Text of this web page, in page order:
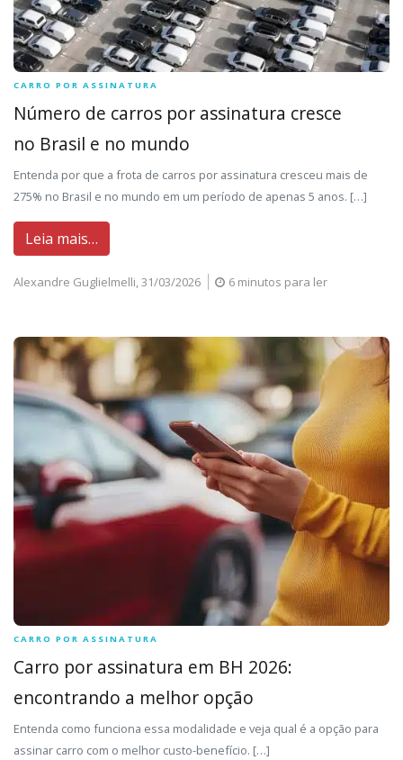
CARRO POR ASSINATURA
Número de carros por assinatura cresce
no Brasil e no mundo
Entenda por que a frota de carros por assinatura cresceu mais de
275% no Brasil e no mundo em um período de apenas 5 anos. […]
Leia mais…
Alexandre Guglielmelli,31/03/2026 6 minutos para ler
CARRO POR ASSINATURA
Carro por assinatura em BH 2026:
encontrando a melhor opção
Entenda como funciona essa modalidade e veja qual é a opção para
assinar carro com o melhor custo-benefício. […]